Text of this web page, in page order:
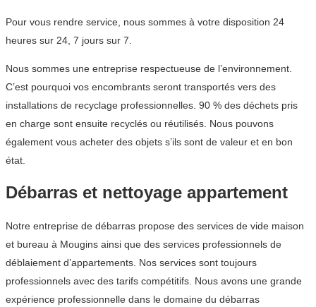
Pour vous rendre service, nous sommes à votre disposition 24
heures sur 24, 7 jours sur 7.
Nous sommes une entreprise respectueuse de l’environnement.
C’est pourquoi vos encombrants seront transportés vers des
installations de recyclage professionnelles. 90 % des déchets pris
en charge sont ensuite recyclés ou réutilisés. Nous pouvons
également vous acheter des objets s’ils sont de valeur et en bon
état.
Débarras et nettoyage appartement
Notre entreprise de débarras propose des services de vide maison
et bureau à Mougins ainsi que des services professionnels de
déblaiement d’appartements. Nos services sont toujours
professionnels avec des tarifs compétitifs. Nous avons une grande
expérience professionnelle dans le domaine du débarras